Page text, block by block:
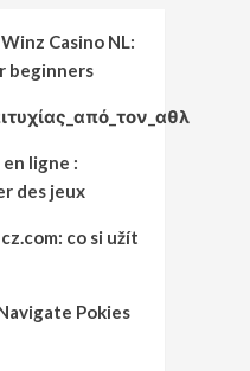
Casino NL:
beginners
ligne :
des jeux
co si užít
Pokies